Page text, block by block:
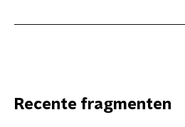
Recente fragmenten